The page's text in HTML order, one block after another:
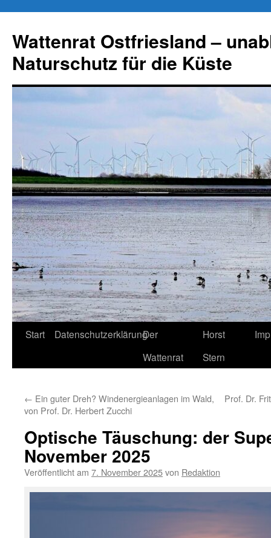
springen
Wattenrat Ostfriesland –
Naturschutz für die Küste
Start DatenschutzerklärungDer
Wattenrat
Horst
Stern
← Ein guter Dreh? Windenergieanlagen im Wald,
von Prof. Dr. Herbert Zucchi
Prof. Dr.
Optische Täuschung: der
November 2025
Veröffentlicht am 7. November 2025von Redaktion